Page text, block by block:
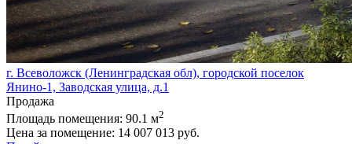
г. Всеволожск (Ленинградская обл), городской поселок
Янино-1, Заводская улица, д.1
Продажа
Площадь помещения: 90.1 м2
Цена за помещение: 14 007 013 руб.